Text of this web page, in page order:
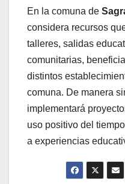
En la comuna de
considera recursos
talleres, salidas
comunitarias,
distintos
comuna. De manera
implementará
uso positivo del
a experiencias